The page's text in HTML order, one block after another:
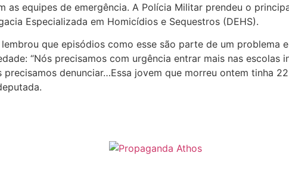
as equipes de emergência. A Polícia Militar prendeu o
Especializada em Homicídios e Sequestros (DEHS).
que episódios como esse são parte de um problema
“Nós precisamos com urgência entrar mais nas
denunciar…Essa jovem que morreu ontem tinha